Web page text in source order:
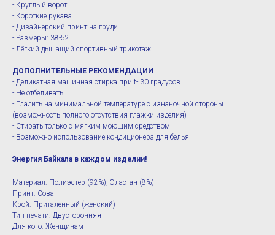
- Круглый ворот
- Короткие рукава
- Дизайнерский принт на груди
- Размеры: 38-52
- Лёгкий дышащий спортивный трикотаж
ДОПОЛНИТЕЛЬНЫЕ РЕКОМЕНДАЦИИ
- Деликатная машинная стирка при t- 30 градусов
- Не отбеливать
- Гладить на минимальной температуре с изнаночной стороны
(возможность полного отсутствия глажки изделия)
- Стирать только с мягким моющим средством
- Возможно использование кондиционера для белья
Энергия Байкала в каждом изделии!
Материал: Полиэстер (92%), Эластан (8%)
Принт: Сова
Крой: Приталенный (женский)
Тип печати: Двусторонняя
Для кого: Женщинам